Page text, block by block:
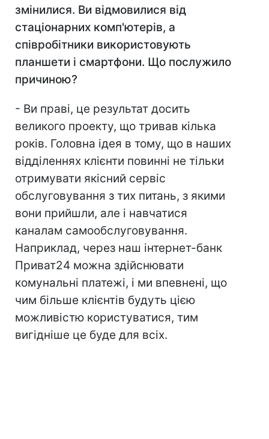
змінилися. Ви відмовилися від
стаціонарних комп'ютерів, а
співробітники використовують
планшети і смартфони. Що послужило
причиною?
- Ви праві, це результат досить
великого проекту, що тривав кілька
років. Головна ідея в тому, що в наших
відділеннях клієнти повинні не тільки
отримувати якісний сервіс
обслуговування з тих питань, з якими
вони прийшли, але і навчатися
каналам самообслуговування.
Наприклад, через наш інтернет-банк
Приват24 можна здійснювати
комунальні платежі, і ми впевнені, що
чим більше клієнтів будуть цією
можливістю користуватися, тим
вигідніше це буде для всіх.